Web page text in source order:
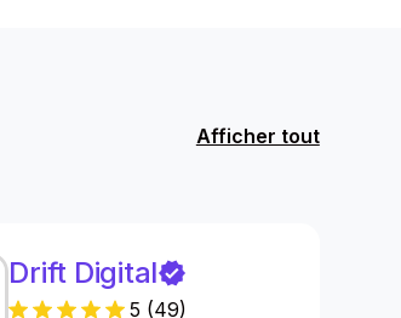
Afficher tout
Drift Digital
5 (49)